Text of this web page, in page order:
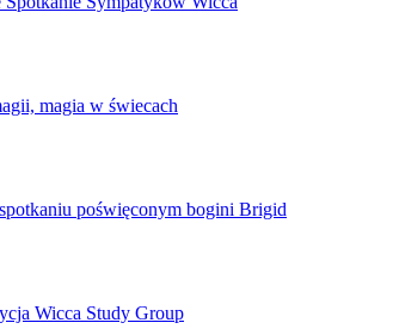
magia w świecach
poświęconym bogini Brigid
Wicca Study Group